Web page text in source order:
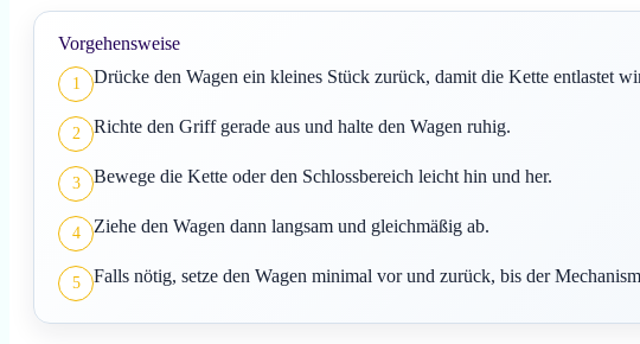
Vorgehensweise
1 Drücke den Wagen ein kleines Stück zurück, damit die Kette entlastet
2 Richte den Griff gerade aus und halte den Wagen ruhig.
3 Bewege die Kette oder den Schlossbereich leicht hin und her.
4 Ziehe den Wagen dann langsam und gleichmäßig ab.
5 Falls nötig, setze den Wagen minimal vor und zurück, bis der